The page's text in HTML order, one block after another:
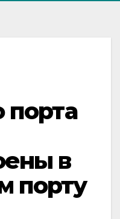
порта
в
порту